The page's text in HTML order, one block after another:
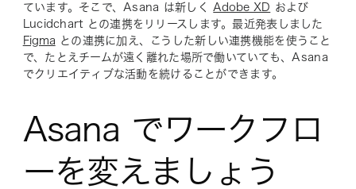
ています。そこで、Asana は新しく Adobe XD および
Lucidchart との連携をリリースします。最近発表しました
Figma との連携に加え、こうした新しい連携機能を使うこと
で、たとえチームが遠く離れた場所で働いていても、Asana
でクリエイティブな活動を続けることができます。
Asana でワークフロ
ーを変えましょう